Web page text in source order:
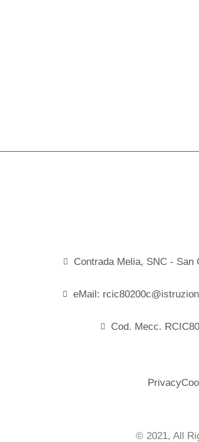
Contrada Melia, SNC - San
eMail:
Cod. Mecc.
Privacy
© 2021, All